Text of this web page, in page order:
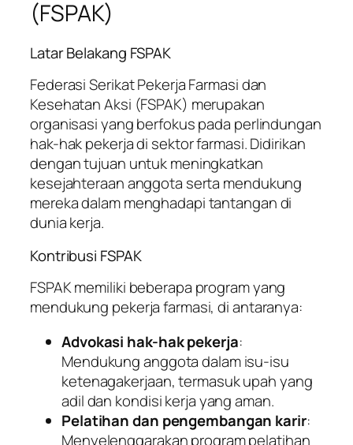
(FSPAK)
Latar Belakang FSPAK
Federasi Serikat Pekerja Farmasi dan
Kesehatan Aksi (FSPAK) merupakan
organisasi yang berfokus pada perlindungan
hak-hak pekerja di sektor farmasi. Didirikan
dengan tujuan untuk meningkatkan
kesejahteraan anggota serta mendukung
mereka dalam menghadapi tantangan di
dunia kerja.
Kontribusi FSPAK
FSPAK memiliki beberapa program yang
mendukung pekerja farmasi, di antaranya:
Advokasi hak-hak pekerja:
Mendukung anggota dalam isu-isu
ketenagakerjaan, termasuk upah yang
adil dan kondisi kerja yang aman.
Pelatihan dan pengembangan karir:
Menyelenggarakan program pelatihan